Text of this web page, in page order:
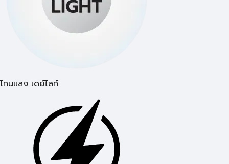
โทนแสง เดย์ไลท์